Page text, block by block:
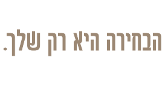
הבחירה היא רק שלך.